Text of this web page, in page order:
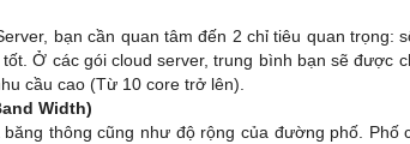
bạn cần quan tâm đến 2 chỉ tiêu quan
Ở các gói cloud server, trung bình bạn sẽ được
cầu cao (Từ 10 core trở lên).
Width)
thông cũng như độ rộng của đường phố.